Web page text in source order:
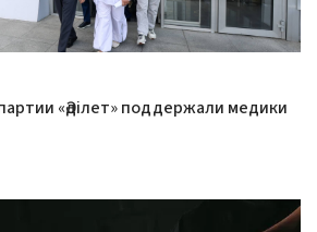
«Әділет» поддержали медики